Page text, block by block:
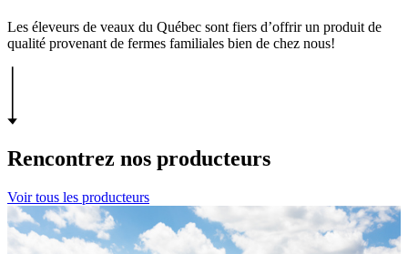
Les éleveurs de veaux du Québec sont fiers d’offrir un produit de
qualité provenant de fermes familiales bien de chez nous!
Rencontrez nos producteurs
Voir tous les producteurs